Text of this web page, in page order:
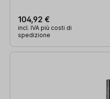
104,92 €
incl. IVA più costi di
spedizione